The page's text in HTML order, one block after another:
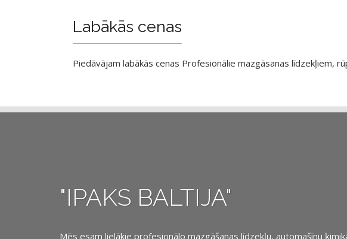
Labākās cenas
Piedāvājam labākās cenas Profesionālie mazgāsanas līdzekļiem,
"IPAKS BALTIJA"
Mēs esam lielākie profesionālo mazgāšanas līdzekļu, automašīnu